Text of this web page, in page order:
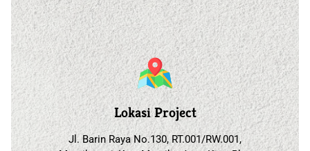
Lokasi Project
Jl. Barin Raya No.130, RT.001/RW.001,